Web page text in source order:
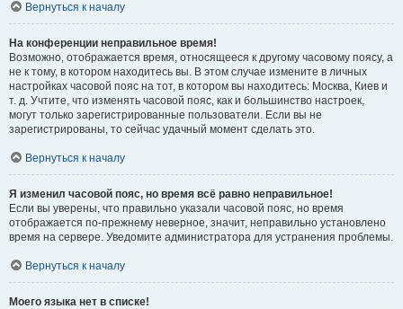
Вернуться к началу
На конференции неправильное время!
Возможно, отображается время, относящееся к другому часовому поясу, а
не к тому, в котором находитесь вы. В этом случае измените в личных
настройках часовой пояс на тот, в котором вы находитесь: Москва, Киев и
т. д. Учтите, что изменять часовой пояс, как и большинство настроек,
могут только зарегистрированные пользователи. Если вы не
зарегистрированы, то сейчас удачный момент сделать это.
Вернуться к началу
Я изменил часовой пояс, но время всё равно неправильное!
Если вы уверены, что правильно указали часовой пояс, но время
отображается по-прежнему неверное, значит, неправильно установлено
время на сервере. Уведомите администратора для устранения проблемы.
Вернуться к началу
Моего языка нет в списке!